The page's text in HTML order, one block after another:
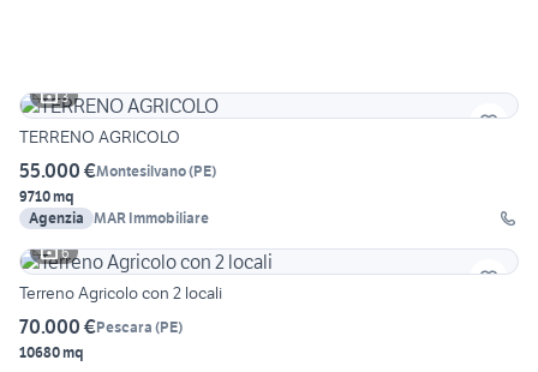
3
TERRENO AGRICOLO
55.000 €Montesilvano(PE)
9710 mq
Agenzia MAR Immobiliare
6
Terreno Agricolo con 2 locali
70.000 €Pescara (PE)
10680 mq